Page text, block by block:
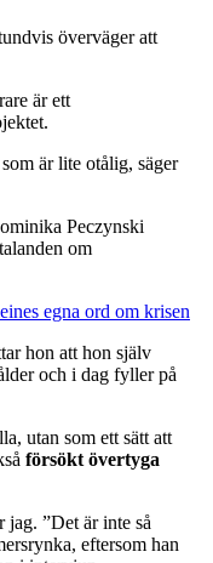
överväger att
är ett
är lite otålig, säger
Peczynski
om
egna ord om krisen
hon att hon själv
och i dag fyller på
utan som ett sätt att
försökt övertyga
jag. ”Det är inte så
eftersom han